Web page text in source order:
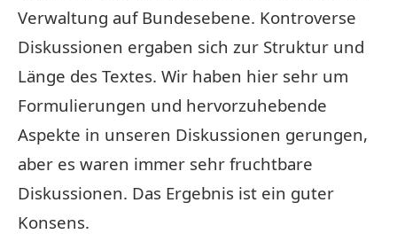
Verwaltung auf Bundesebene. Kontroverse
Diskussionen ergaben sich zur Struktur und
Länge des Textes. Wir haben hier sehr um
Formulierungen und hervorzuhebende
Aspekte in unseren Diskussionen gerungen,
aber es waren immer sehr fruchtbare
Diskussionen. Das Ergebnis ist ein guter
Konsens.